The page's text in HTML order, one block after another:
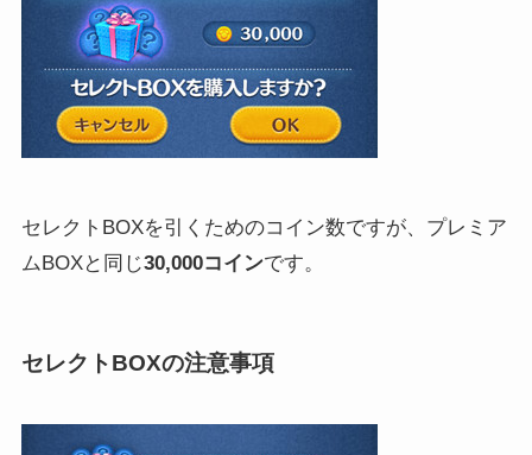
セレクトBOXを引くためのコイン数ですが、プレミア
ムBOXと同じ30,000コインです。
セレクトBOXの注意事項